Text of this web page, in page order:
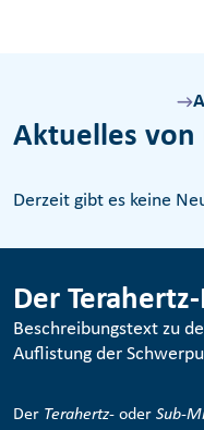
Aktuelles von
Derzeit gibt es keine
Der
Beschreibungstext zu
Auflistung der
Der Terahertz- oder Sub-